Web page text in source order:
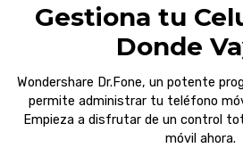
Gestiona tu
Donde
Wondershare Dr.Fone, un potente
permite administrar tu teléfono
Empieza a disfrutar de un control
móvil ahora.